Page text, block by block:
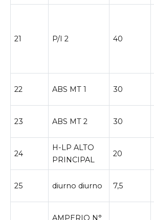
21 P/I 2 40
22 ABS MT 1 30
23 ABS MT 2 30
24
H-LP ALTO
PRINCIPAL
20
25 diurno diurno 7,5
AMPERIO N°